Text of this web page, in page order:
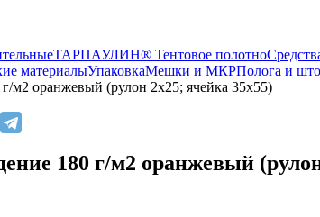
ТАРПАУЛИН® Тентовое полотно
материалыУпаковкаМешки и МКРПолога и
м2 оранжевый (рулон 2x25; ячейка 35x55)
180 г/м2 оранжевый